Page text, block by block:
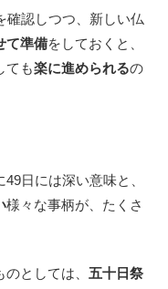
確認しつつ、新しい仏
て準備をしておくと、
ても楽に進められるの
日には深い意味と、
様々な事柄が、たくさ
としては、 五十日祭